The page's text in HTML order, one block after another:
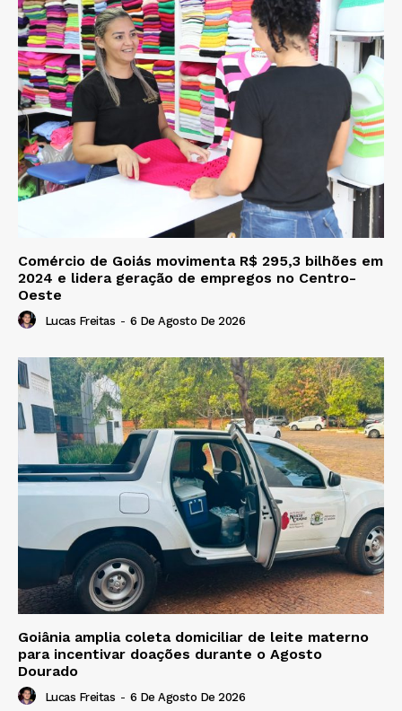
Comércio de Goiás movimenta R$ 295,3 bilhões em
2024 e lidera geração de empregos no Centro-
Oeste
Lucas Freitas - 6 De Agosto De 2026
Goiânia amplia coleta domiciliar de leite materno
para incentivar doações durante o Agosto
Dourado
Lucas Freitas - 6 De Agosto De 2026